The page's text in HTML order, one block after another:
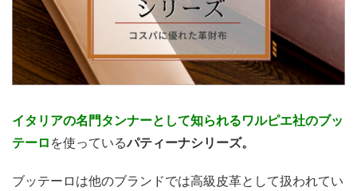
イタリアの名門タンナーとして知られるワルピエ社のブッ
テーロを使っているパティーナシリーズ。
ブッテーロは他のブランドでは高級皮革として扱われてい